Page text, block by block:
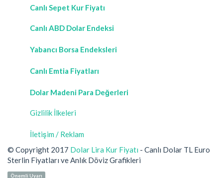
Canlı Sepet Kur Fiyatı
Canlı ABD Dolar Endeksi
Yabancı Borsa Endeksleri
Canlı Emtia Fiyatları
Dolar Madeni Para Değerleri
Gizlilik İlkeleri
İletişim / Reklam
© Copyright 2017 Dolar Lira Kur Fiyatı - Canlı Dolar TL Euro
Sterlin Fiyatları ve Anlık Döviz Grafikleri
Önemli Uyarı